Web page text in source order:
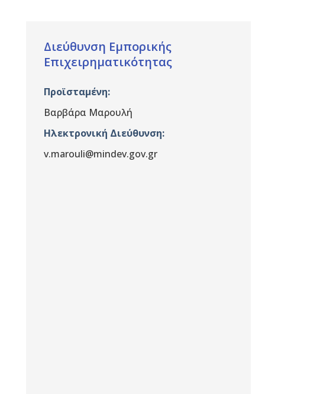
Διεύθυνση Εμπορικής
Επιχειρηματικότητας
Προϊσταμένη:
Βαρβάρα Μαρουλή
Ηλεκτρονική Διεύθυνση:
v.marouli@mindev.gov.gr